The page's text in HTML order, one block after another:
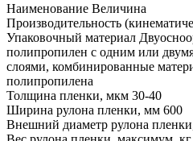
Наименование Величина
Производительность
Упаковочный материал
полипропилен с одним или
слоями, комбинированные
полипропилена
Толщина пленки, мкм 30-40
Ширина рулона пленки, мм 600
Внешний диаметр рулона